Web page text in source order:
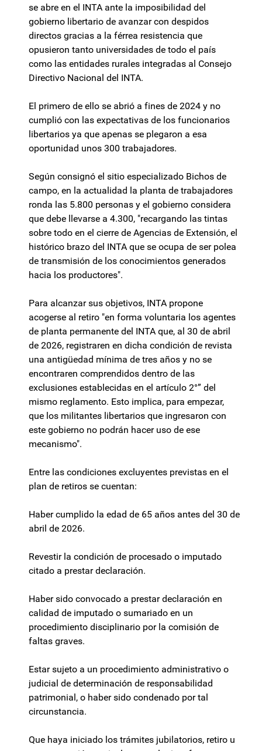
se abre en el INTA ante la imposibilidad del
gobierno libertario de avanzar con despidos
directos gracias a la férrea resistencia que
opusieron tanto universidades de todo el país
como las entidades rurales integradas al Consejo
Directivo Nacional del INTA.
El primero de ello se abrió a fines de 2024 y no
cumplió con las expectativas de los funcionarios
libertarios ya que apenas se plegaron a esa
oportunidad unos 300 trabajadores.
Según consignó el sitio especializado Bichos de
campo, en la actualidad la planta de trabajadores
ronda las 5.800 personas y el gobierno considera
que debe llevarse a 4.300, "recargando las tintas
sobre todo en el cierre de Agencias de Extensión, el
histórico brazo del INTA que se ocupa de ser polea
de transmisión de los conocimientos generados
hacia los productores".
Para alcanzar sus objetivos, INTA propone
acogerse al retiro "en forma voluntaria los agentes
de planta permanente del INTA que, al 30 de abril
de 2026, registraren en dicha condición de revista
una antigüedad mínima de tres años y no se
encontraren comprendidos dentro de las
exclusiones establecidas en el artículo 2°” del
mismo reglamento. Esto implica, para empezar,
que los militantes libertarios que ingresaron con
este gobierno no podrán hacer uso de ese
mecanismo".
Entre las condiciones excluyentes previstas en el
plan de retiros se cuentan:
Haber cumplido la edad de 65 años antes del 30 de
abril de 2026.
Revestir la condición de procesado o imputado
citado a prestar declaración.
Haber sido convocado a prestar declaración en
calidad de imputado o sumariado en un
procedimiento disciplinario por la comisión de
faltas graves.
Estar sujeto a un procedimiento administrativo o
judicial de determinación de responsabilidad
patrimonial, o haber sido condenado por tal
circunstancia.
Que haya iniciado los trámites jubilatorios, retiro u